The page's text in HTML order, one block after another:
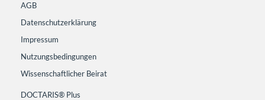
AGB
Datenschutzerklärung
Impressum
Nutzungsbedingungen
Wissenschaftlicher Beirat
DOCTARIS® Plus